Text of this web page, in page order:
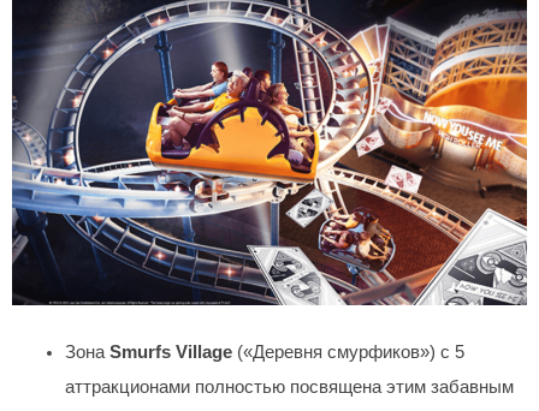
Зона Smurfs Village(«Деревня смурфиков») с 5
аттракционами полностью посвящена этим забавным